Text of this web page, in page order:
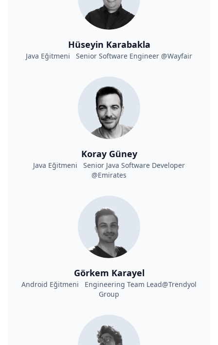
Hüseyin Karabakla
Java Eğitmeni Senior Software Engineer @Wayfair
Koray Güney
Java Eğitmeni Senior Java Software Developer
@Emirates
Görkem Karayel
Android Eğitmeni Engineering Team Lead@Trendyol
Group